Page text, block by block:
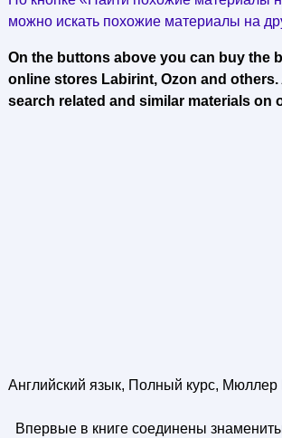
можно искать похожие материалы на
On the buttons above you can buy the
online stores Labirint, Ozon and
search related and similar materials on
Английский язык, Полный курс, Мюллер
Впервые в книге соединены